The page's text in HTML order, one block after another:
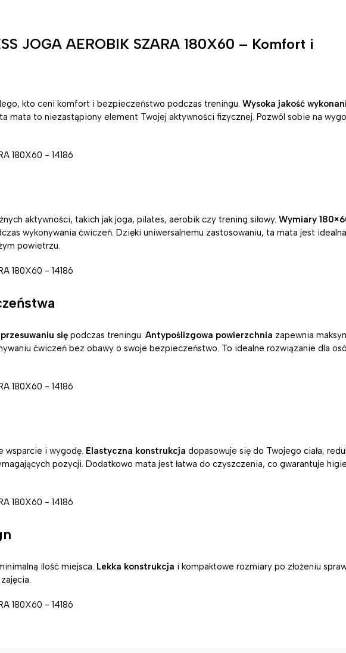
JOGA AEROBIK SZARA 180X60 – Komfort i
kto ceni komfort i bezpieczeństwo podczas treningu. Wysoka jakość
mata to niezastąpiony element Twojej aktywności fizycznej. Pozwól sobie na
aktywności, takich jak joga, pilates, aerobik czy trening siłowy. Wymiary
wykonywania ćwiczeń. Dzięki uniwersalnemu zastosowaniu, ta mata jest idealna
powietrzu.
się podczas treningu. Antypoślizgowa powierzchnia zapewnia
ćwiczeń bez obawy o swoje bezpieczeństwo. To idealne rozwiązanie dla
wsparcie i wygodę. Elastyczna konstrukcja dopasowuje się do Twojego ciała,
pozycji. Dodatkowo mata jest łatwa do czyszczenia, co gwarantuje
ilość miejsca. Lekka konstrukcja i kompaktowe rozmiary po złożeniu